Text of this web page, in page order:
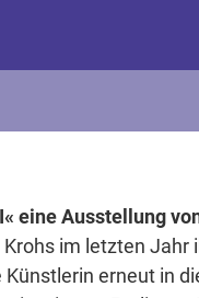
eine Ausstellung
im letzten Jahr
Künstlerin erneut in